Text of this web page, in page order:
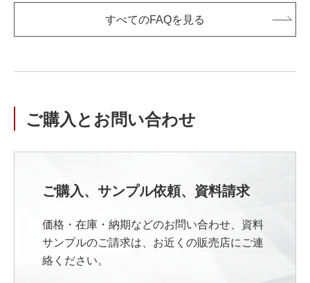
すべてのFAQを見る
ご購入とお問い合わせ
ご購入、サンプル依頼、資料請求
価格・在庫・納期などのお問い合わせ、資料
サンプルのご請求は、お近くの販売店にご連
絡ください。